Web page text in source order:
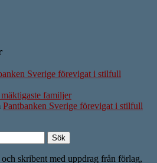
Sverige förevigat i stilfull
familjer
Pantbanken Sverige förevigat i stilfull
skribent med uppdrag från förlag,